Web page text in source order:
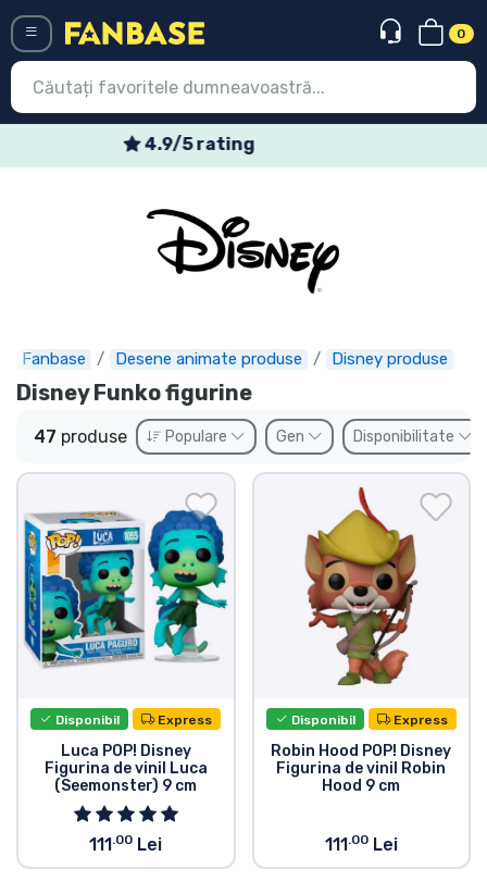
0
Oferte speciale săptămânale
Fanbase Desene animate produse Disney produse
Disney Funko figurine
47 produse Populare Gen Disponibilitate
Disponibil Express
Luca POP! Disney
Figurina de vinil Luca
(Seemonster) 9 cm
111 .00 Lei
Disponibil Express
Robin Hood POP! Disney
Figurina de vinil Robin
Hood 9 cm
111.00Lei
Expres
Precomenzi
Outlet produse
Transport și plată
Sortare după serie
Sortare după filme
Sortare după desene animate
Sortare după Anime
Sortare după jocuri
Sortare după sport